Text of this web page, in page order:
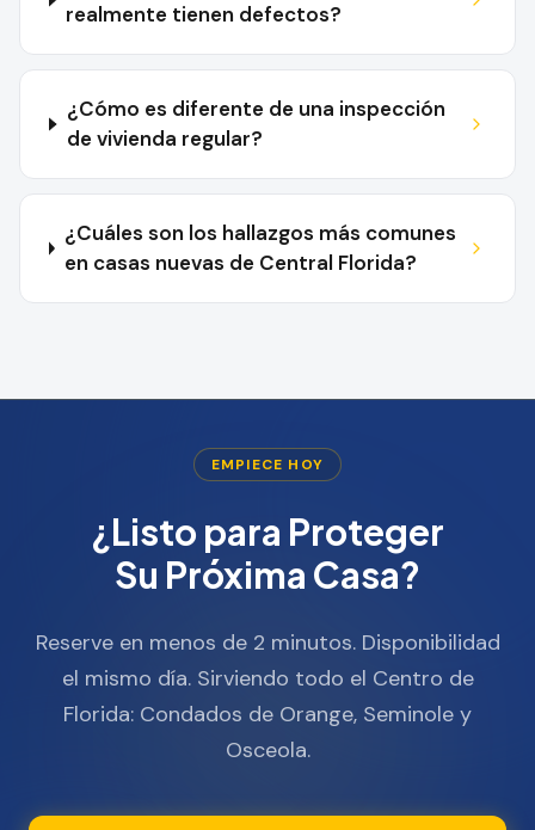
realmente tienen defectos?
¿Cómo es diferente de una inspección
de vivienda regular?
¿Cuáles son los hallazgos más comunes
en casas nuevas de Central Florida?
EMPIECE HOY
¿Listo para Proteger
Su Próxima Casa?
Reserve en menos de 2 minutos. Disponibilidad
el mismo día. Sirviendo todo el Centro de
Florida: Condados de Orange, Seminole y
Osceola.